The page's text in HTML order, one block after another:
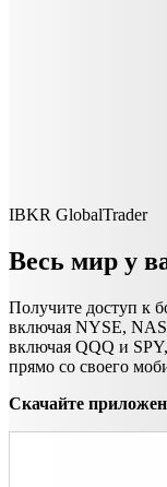
IBKR GlobalTrader
Весь мир у
Получите доступ к
включая NYSE,
включая QQQ и
прямо со своего
Скачайте